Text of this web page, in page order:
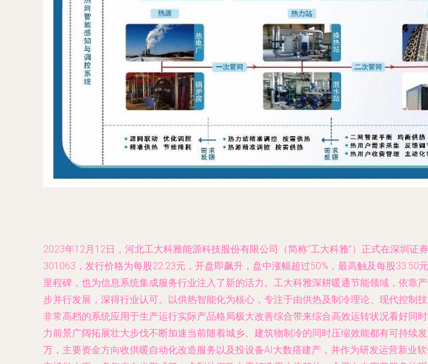
2023年12月12日，河北工大科雅能源科技股份有限公司（简称“工大科雅”）正式在深圳
301063，发行价格为每股22.23元，开盘即飙升，盘中涨幅超过50%，最高触及每股
里程碑，也为信息系统集成服务行业注入了新的活力。工大科雅深耕暖通节能领域，依
步并行发展，深得行业认可。以供热智能化为核心，专注于由供热及制冷理论、现代控
非常高档的系统应用于生产运行实际产品格局极大改善综合带来综合高效运转状况看好
力前景广阔拓展壮大步伐不断加速当前随着城乡、建筑物制冷的同时压缩效能都有可持
万，主要资金方向收供暖自动化改造服务以及投设备AI大数搭建产，并作为研发运营新业